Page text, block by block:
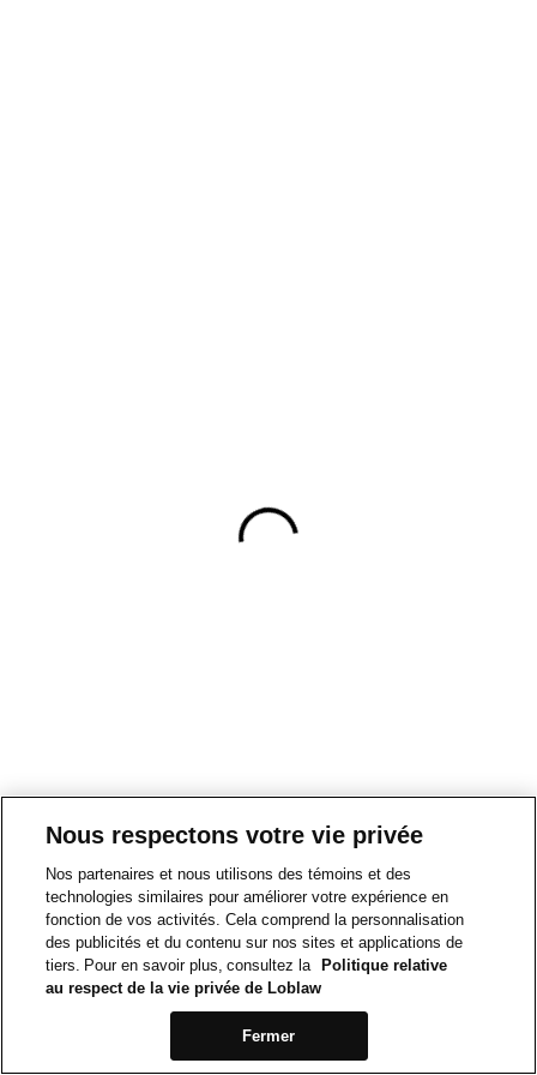
Nous respectons votre vie privée
Nos partenaires et nous utilisons des témoins et des
technologies similaires pour améliorer votre expérience en
fonction de vos activités. Cela comprend la personnalisation
des publicités et du contenu sur nos sites et applications de
tiers. Pour en savoir plus, consultez la
Politique relative
au respect de la vie privée de Loblaw
Fermer